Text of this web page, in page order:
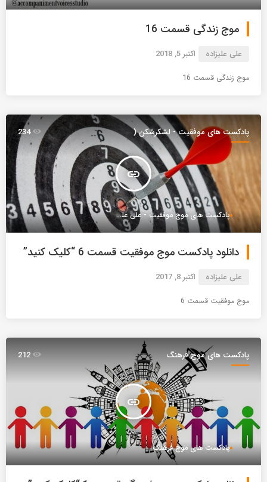
موج زندگی قسمت 16
علی علیزاده اکتبر 5, 2018
موج زندگی قسمت 16
پادکست های موفقیت - لشکرشکن (
موج )
insert_link
234
پادکست های موج موفقیت - علی علیزاده
دانلود پادکست موج موفقیت قسمت 6 “کلیک کنید”
علی علیزاده اکتبر 8, 2017
موج موفقیت قسمت 6
پادکست های موج فرهنگ
insert_link
پادکست های موج فرهنگ